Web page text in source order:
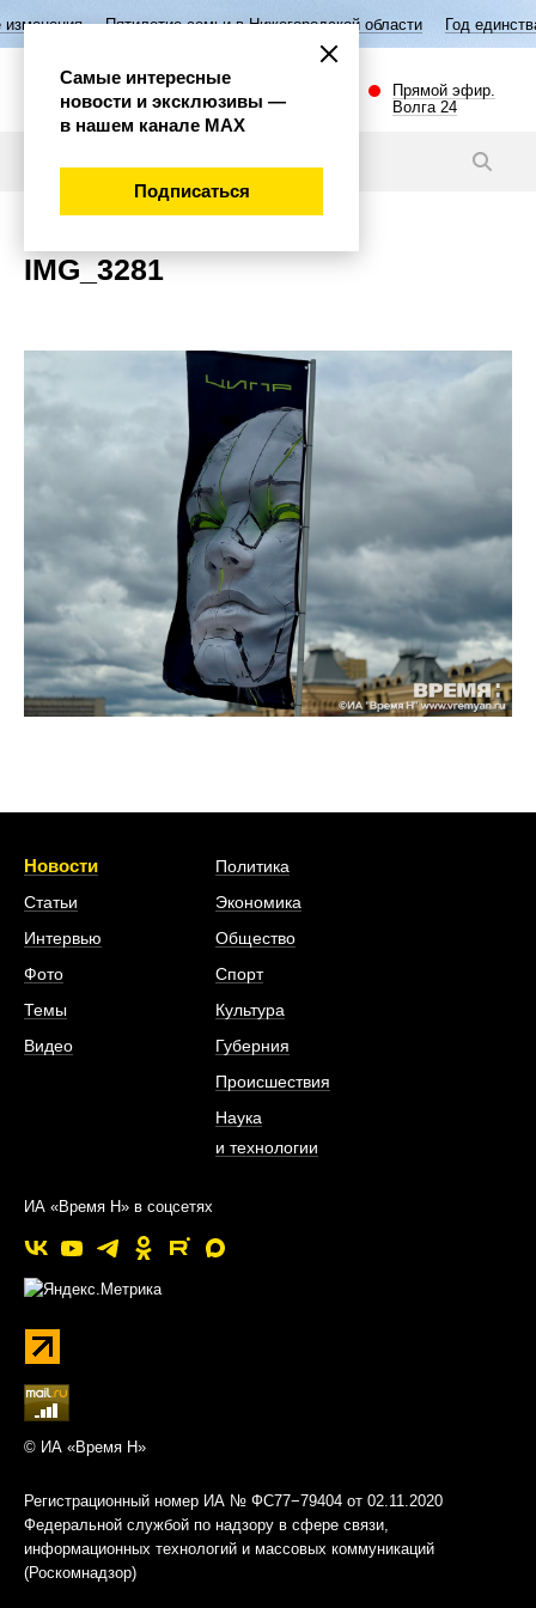
Пятилетие семьи в Нижегородской области Год
Прямой эфир.
Волга 24
IMG_3281
Новости
Статьи
Интервью
Фото
Темы
Видео
Политика
Экономика
Общество
Спорт
Культура
Губерния
Происшествия
Наука
и технологии
ИА «Время Н» в соцсетях
© ИА «Время Н»
Регистрационный номер ИА № ФС77−79404 от 02.11.2020
Федеральной службой по надзору в сфере связи,
информационных технологий и массовых коммуникаций
(Роскомнадзор)
Самые интересные
новости и эксклюзивы —
в нашем канале МАХ
Подписаться